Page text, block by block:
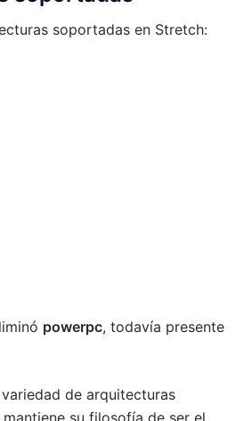
soportadas en Stretch:
powerpc, todavía presente
de arquitecturas
su filosofía de ser el